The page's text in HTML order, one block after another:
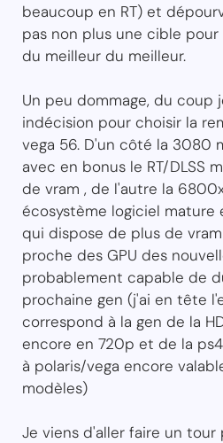
beaucoup en RT) et
pas non plus une cible
du meilleur du meilleur.
Un peu dommage, du coup
indécision pour choisir la
vega 56. D'un côté la 3080
avec en bonus le RT/DLSS
de vram , de l'autre la
écosystème logiciel mature
qui dispose de plus de
proche des GPU des
probablement capable de
prochaine gen (j'ai en tête
correspond à la gen de la
encore en 720p et de la
à polaris/vega encore
modèles)
Je viens d'aller faire un